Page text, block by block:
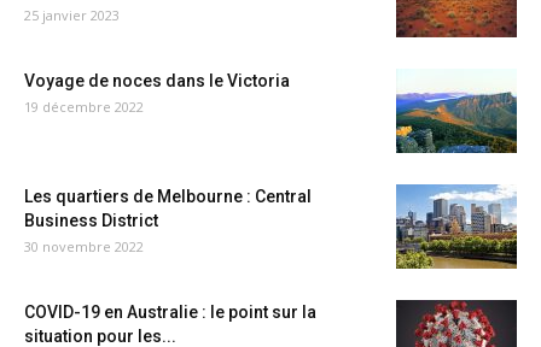
25 janvier 2023
Voyage de noces dans le Victoria
19 décembre 2022
Les quartiers de Melbourne : Central
Business District
30 novembre 2022
COVID-19 en Australie : le point sur la
situation pour les...